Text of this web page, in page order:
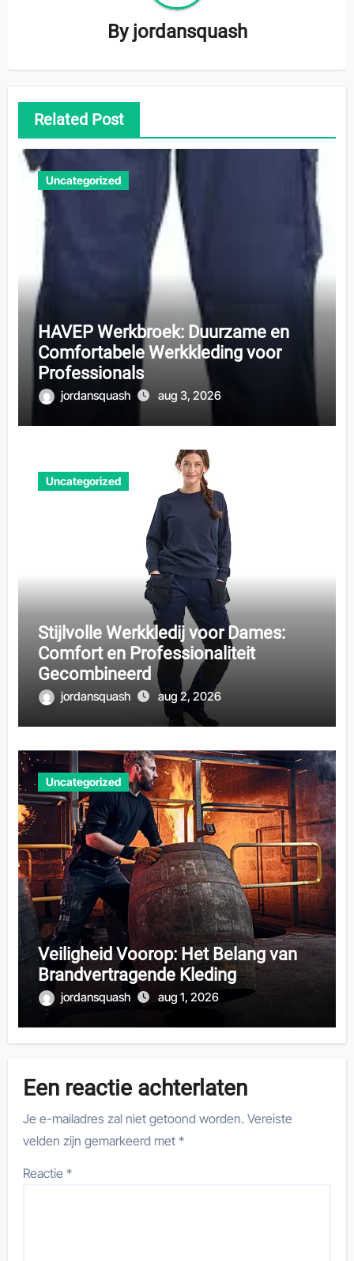
By jordansquash
Related Post
Uncategorized
HAVEP Werkbroek: Duurzame en
Comfortabele Werkkleding voor
Professionals
jordansquash aug 3, 2026
Uncategorized
Stijlvolle Werkkledij voor Dames:
Comfort en Professionaliteit
Gecombineerd
jordansquash aug 2, 2026
Uncategorized
Veiligheid Voorop: Het Belang van
Brandvertragende Kleding
jordansquash aug 1, 2026
Een reactie achterlaten
Je e-mailadres zal niet getoond worden. Vereiste
velden zijn gemarkeerd met*
Reactie*